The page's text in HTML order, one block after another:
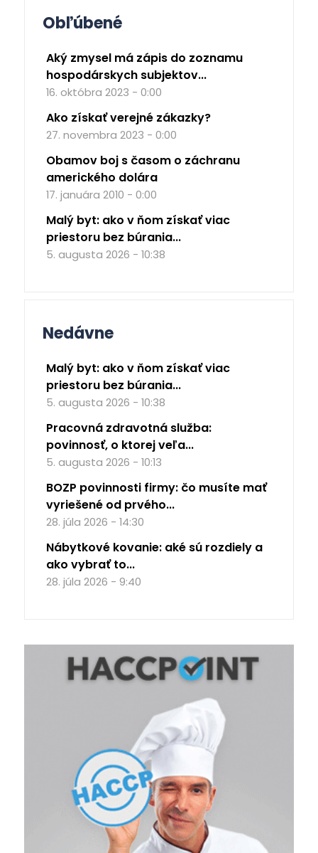
Obľúbené
Aký zmysel má zápis do zoznamu
hospodárskych subjektov...
16. októbra 2023 - 0:00
Ako získať verejné zákazky?
27. novembra 2023 - 0:00
Obamov boj s časom o záchranu
amerického dolára
17. januára 2010 - 0:00
Malý byt: ako v ňom získať viac
priestoru bez búrania...
5. augusta 2026 - 10:38
Nedávne
Malý byt: ako v ňom získať viac
priestoru bez búrania...
5. augusta 2026 - 10:38
Pracovná zdravotná služba:
povinnosť, o ktorej veľa...
5. augusta 2026 - 10:13
BOZP povinnosti firmy: čo musíte mať
vyriešené od prvého...
28. júla 2026 - 14:30
Nábytkové kovanie: aké sú rozdiely a
ako vybrať to...
28. júla 2026 - 9:40